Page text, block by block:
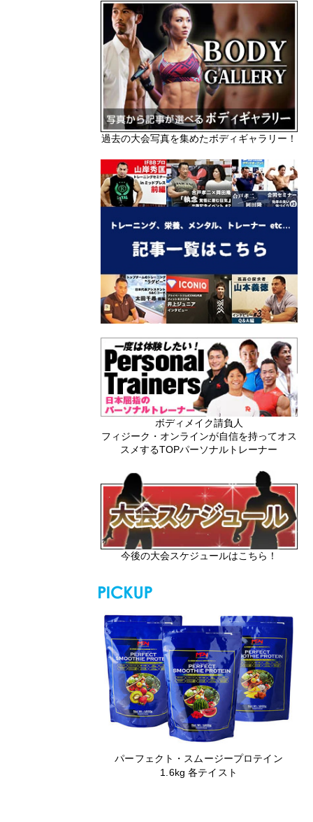
過去の大会写真を集めたボディギャラリー！
ボディメイク請負人
フィジーク・オンラインが自信を持ってオス
スメするTOPパーソナルトレーナー
今後の大会スケジュールはこちら！
パーフェクト・スムージープロテイン
1.6kg 各テイスト